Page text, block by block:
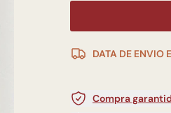
DATA DE ENVIO
Compra